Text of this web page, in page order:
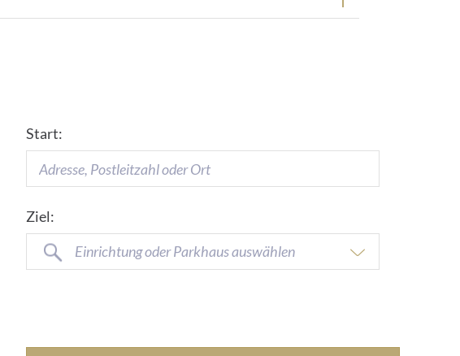
Start:
Ziel:
Einrichtung oder Parkhaus auswählen